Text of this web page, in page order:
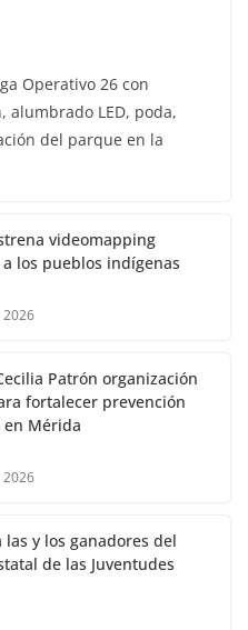
Operativo 26 con
alumbrado LED, poda,
del parque en la
videomapping
los pueblos indígenas
2026
Patrón organización
fortalecer prevención
Mérida
2026
las y los ganadores del
de las Juventudes